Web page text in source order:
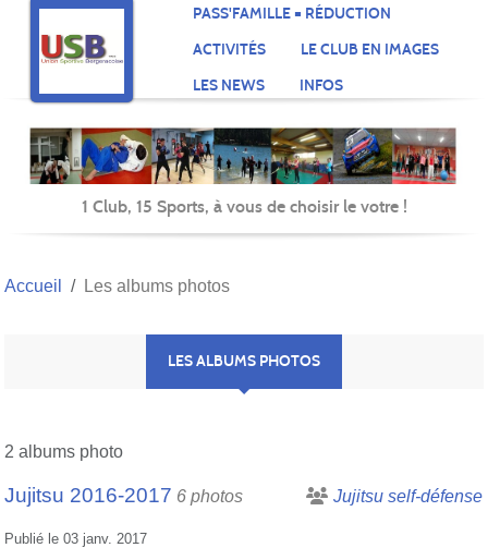
PASS'FAMILLE = RÉDUCTION
ACTIVITÉS
LE CLUB EN IMAGES
LES NEWS
INFOS
1 Club, 15 Sports, à vous de choisir le votre !
Accueil Les albums photos
LES ALBUMS PHOTOS
2 albums photo
Jujitsu 2016-2017 6 photos Jujitsu self-défense
Publié le 03 janv. 2017
Panneau de gestion des cookies